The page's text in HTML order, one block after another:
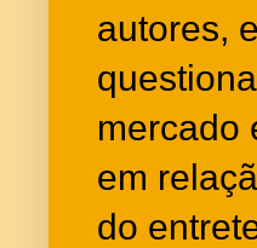
autores,
mercado
em
do